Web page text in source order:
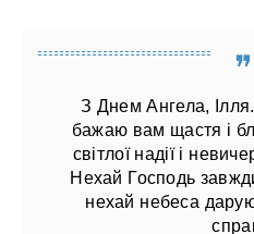
З Днем Ангела,
бажаю вам щастя і
світлої надії і
Нехай Господь
нехай небеса